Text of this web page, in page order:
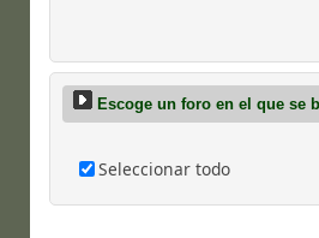
Escoge un foro en el que se
Seleccionar todo